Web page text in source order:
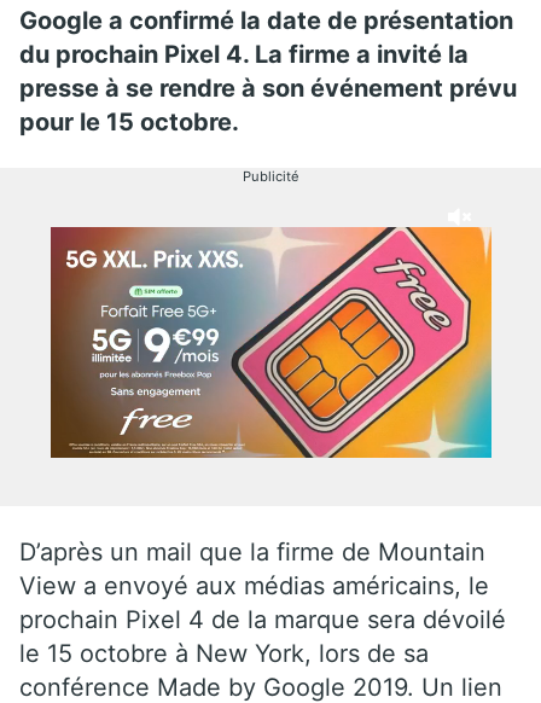
Google a confirmé la date de présentation
du prochain Pixel 4. La firme a invité la
presse à se rendre à son événement prévu
pour le 15 octobre.
Publicité
D’après un mail que la firme de Mountain
View a envoyé aux médias américains, le
prochain Pixel 4 de la marque sera dévoilé
le 15 octobre à New York, lors de sa
conférence Made by Google 2019. Un lien